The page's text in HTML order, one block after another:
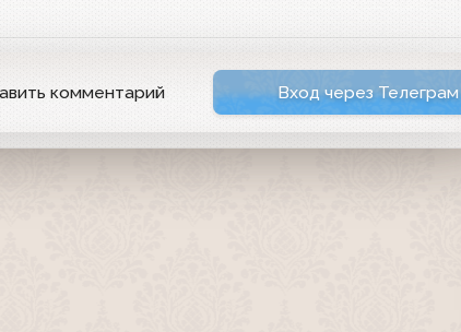
комментарий Вход через Телеграм